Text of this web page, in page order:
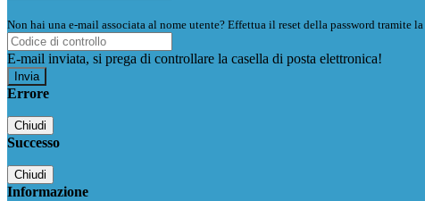
Non hai una e-mail associata al nome utente? Effettua il reset della password tramite la
E-mail inviata, si prega di controllare la casella di posta elettronica!
Errore
Chiudi
Successo
Chiudi
Informazione